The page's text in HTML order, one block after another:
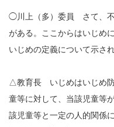
◯川上（多）委員 さて、不
がある。ここからはいじめ
いじめの定義について示され
△教育長 いじめはいじめ防
童等に対して、当該児童等
該児童等と一定の人的関係